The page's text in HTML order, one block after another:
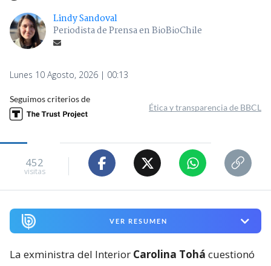
Lindy Sandoval
Periodista de Prensa en BioBioChile
Lunes 10 Agosto, 2026 | 00:13
Seguimos criterios de
Ética y transparencia de BBCL
452
visitas
VER RESUMEN
La exministra del Interior Carolina Tohá cuestionó